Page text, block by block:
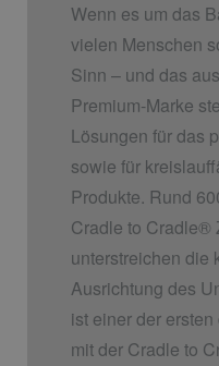
Wenn es um das
vielen Menschen
Sinn – und das
Premium-Marke
Lösungen für das
sowie für
Produkte. Rund
Cradle to Cradle®
unterstreichen die
Ausrichtung des
ist einer der
mit der Cradle to